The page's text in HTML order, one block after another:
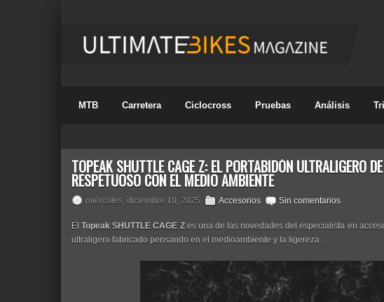
MTB Carretera Ciclocross Pruebas Análisis
TOPEAK SHUTTLE CAGE Z: EL PORTABIDÓN ULTRALIGERO
RESPETUOSO CON EL MEDIO AMBIENTE
miércoles, diciembre 10, 2025 Accesorios Sin comentarios
ElTopeak SHUTTLE CAGE Zes una de las novedades del especialista en
ultraligero fabricado pensando en el medioambiente y la ligereza.